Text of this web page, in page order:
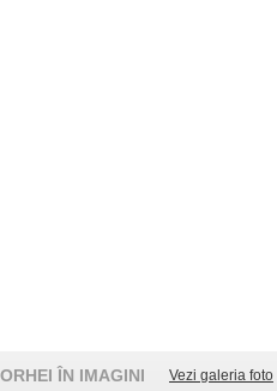
ORHEI ÎN IMAGINI Vezi galeria foto